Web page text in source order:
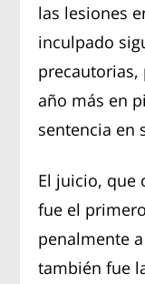
las lesiones
inculpado
año más en
sentencia en
El juicio, que
fue el
penalmente
también fue